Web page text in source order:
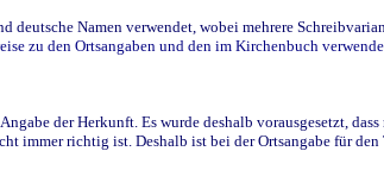
Namen verwendet, wobei mehrere
zu den Ortsangaben und den im Kirchenbuch
der Herkunft. Es wurde deshalb vorausgesetzt,
immer richtig ist. Deshalb ist bei der Ortsangabe für